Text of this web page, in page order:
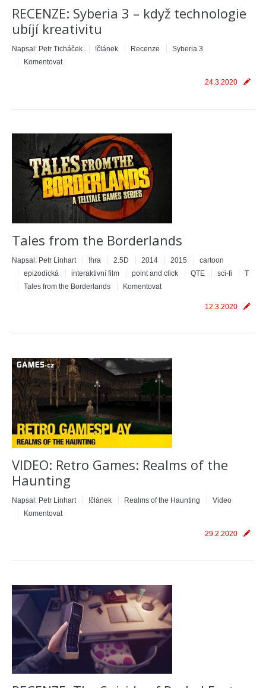
RECENZE: Syberia 3 – když technologie
ubíjí kreativitu
Napsal: Petr Ticháček !článek Recenze
Syberia 3
Komentovat
24.3.2020
Tales from the Borderlands
Napsal: Petr Linhart !hra 2.5D 2014 2015
cartoon
epizodická
interaktivní film point and click QTE sci-fi
T
Tales from the Borderlands
Komentovat
12.3.2020
VIDEO: Retro Games: Realms of the
Haunting
Napsal: Petr Linhart !článek Realms of the Haunting
Video
Komentovat
29.2.2020